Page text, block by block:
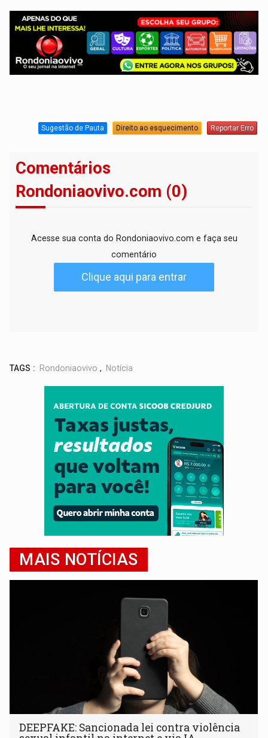
Sugestão de Pauta Direito ao esquecimento Reportar Erro
Comentários
Rondoniaovivo.com (0)
Acesse sua conta do Rondoniaovivo.com e faça seu
comentário
Clique aqui para entrar
TAGS : Rondoniaovivo , Notícia
MAIS NOTÍCIAS
DEEPFAKE: Sancionada lei contra violência